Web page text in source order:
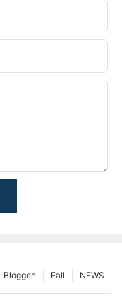
NEWS
Fall
Bloggen